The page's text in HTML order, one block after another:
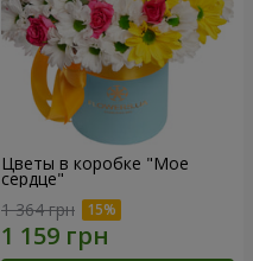
Цветы в коробке "Мое
сердце"
1 364 грн